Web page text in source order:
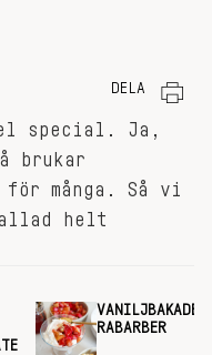
DELA
special. Ja,
brukar
många. Så vi
helt
VANILJBAKADE
RABARBER